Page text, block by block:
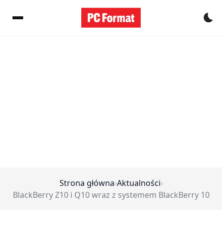
Strona główna›Aktualności›
BlackBerry Z10 i Q10 wraz z systemem BlackBerry 10